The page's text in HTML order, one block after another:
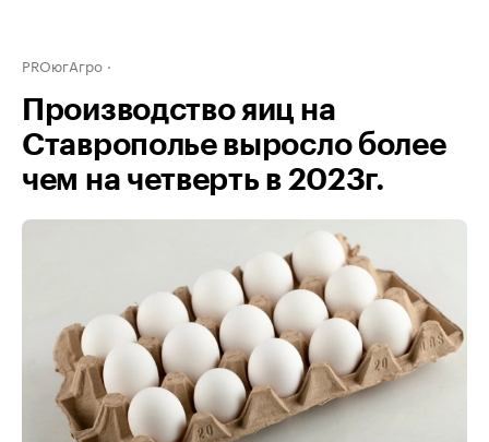
PROюгАгро
Производство яиц на
Ставрополье выросло более
чем на четверть в 2023г.